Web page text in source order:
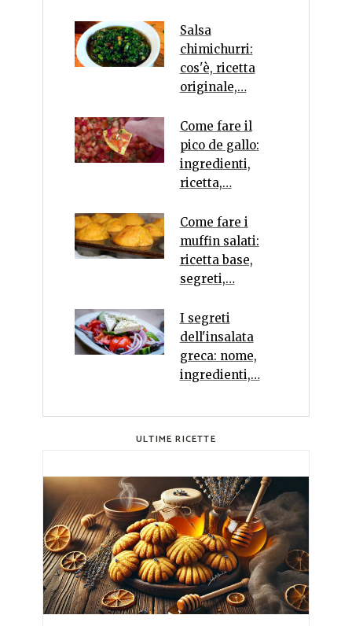
Salsa
chimichurri:
cos'è, ricetta
originale,…
Come fare il
pico de gallo:
ingredienti,
ricetta,…
Come fare i
muffin salati:
ricetta base,
segreti,…
I segreti
dell'insalata
greca: nome,
ingredienti,…
ULTIME RICETTE